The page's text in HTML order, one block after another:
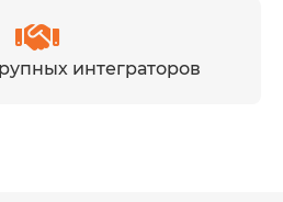
интеграторов